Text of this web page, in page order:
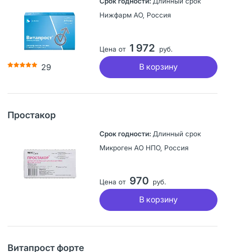
29
Нижфарм АО, Россия
Цена от 1 972 руб.
В корзину
Простакор
Длинный срок
Микроген АО НПО, Россия
Цена от 970 руб.
В корзину
Витапрост форте